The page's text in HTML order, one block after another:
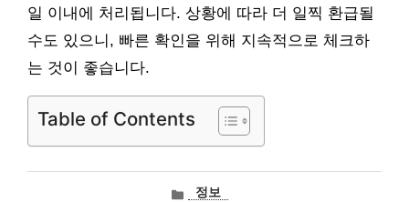
일 이내에 처리됩니다. 상황에 따라 더 일찍 환급될
수도 있으니, 빠른 확인을 위해 지속적으로 체크하
는 것이 좋습니다.
Table of Contents
카정보